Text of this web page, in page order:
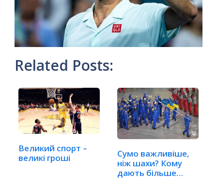
Related Posts:
Великий спорт –
великі гроші
Сумо важливіше,
ніж шахи? Кому
дають більше